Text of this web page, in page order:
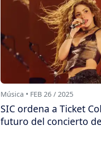
Música • FEB 26 / 2025
SIC ordena a Ticket
futuro del concierto